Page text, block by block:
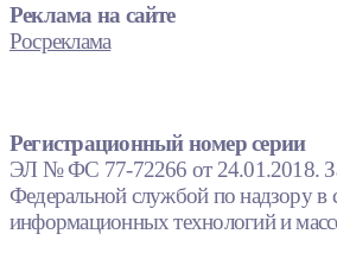
Реклама на сайте
Росреклама
Регистрационный номер серии
ЭЛ № ФС 77-72266 от 24.01.2018.
Федеральной службой по надзору в
информационных технологий и